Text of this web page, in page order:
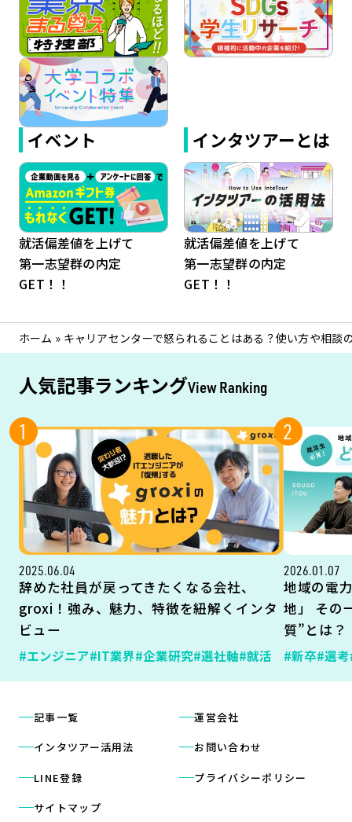
イベント
就活偏差値を上げて
第一志望群の内定
GET！！
インタツアーとは
就活偏差値を上げて
第一志望群の内定
GET！！
ホーム » キャリアセンターで怒られることはある？使い方や相談
人気記事ランキングView Ranking
1
2025.06.04
辞めた社員が戻ってきたくなる会社、
groxi！強み、魅力、特徴を紐解くインタ
ビュー
#エンジニア#IT業界#企業研究#選社軸#就活
2
2026.01.07
地域の電
地」 その
質”とは？
#新卒#選考
記事一覧
インタツアー活用法
LINE登録
サイトマップ
運営会社
お問い合わせ
プライバシーポリシー